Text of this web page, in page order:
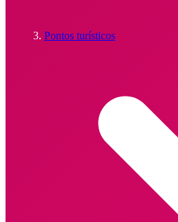
Pontos turísticos